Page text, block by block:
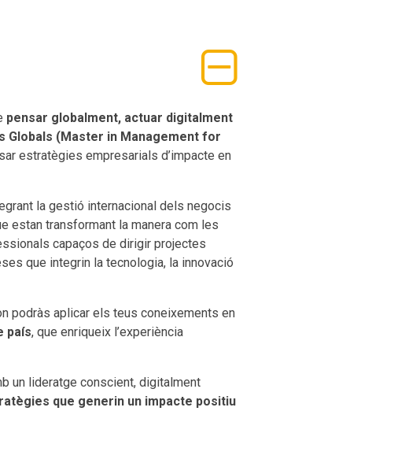
pensar globalment, actuar digitalment
Globals (Master in Management for
estratègies empresarials d’impacte en
la gestió internacional dels negocis
estan transformant la manera com les
capaços de dirigir projectes
que integrin la tecnologia, la innovació
podràs aplicar els teus coneixements en
país, que enriqueix l’experiència
un lideratge conscient, digitalment
que generin un impacte positiu